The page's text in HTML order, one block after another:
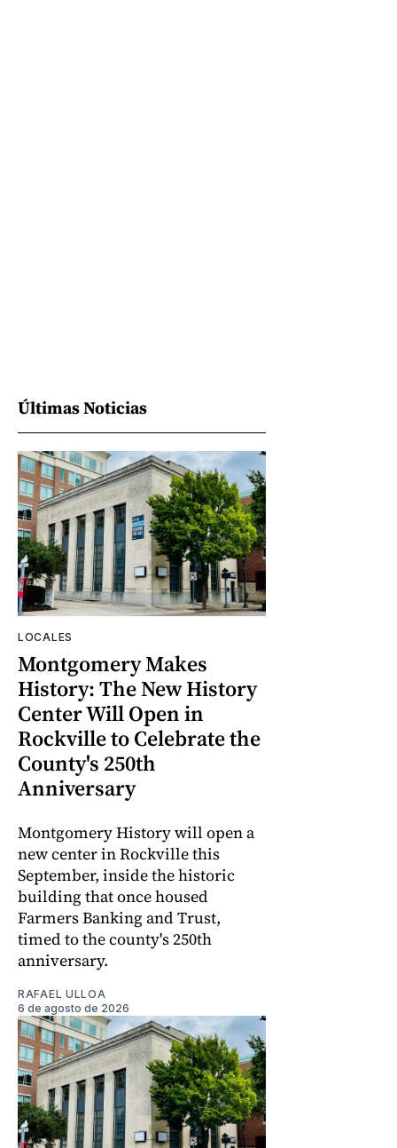
Últimas Noticias
LOCALES
Montgomery Makes
History: The New History
Center Will Open in
Rockville to Celebrate the
County's 250th
Anniversary
Montgomery History will open a
new center in Rockville this
September, inside the historic
building that once housed
Farmers Banking and Trust,
timed to the county's 250th
anniversary.
RAFAEL ULLOA
6 de agosto de 2026